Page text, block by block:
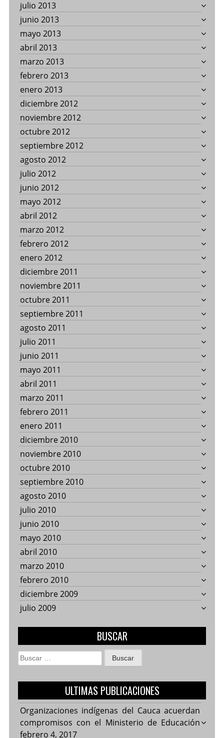
julio 2013
junio 2013
mayo 2013
abril 2013
marzo 2013
febrero 2013
enero 2013
diciembre 2012
noviembre 2012
octubre 2012
septiembre 2012
agosto 2012
julio 2012
junio 2012
mayo 2012
abril 2012
marzo 2012
febrero 2012
enero 2012
diciembre 2011
noviembre 2011
octubre 2011
septiembre 2011
agosto 2011
julio 2011
junio 2011
mayo 2011
abril 2011
marzo 2011
febrero 2011
enero 2011
diciembre 2010
noviembre 2010
octubre 2010
septiembre 2010
agosto 2010
julio 2010
junio 2010
mayo 2010
abril 2010
marzo 2010
febrero 2010
diciembre 2009
julio 2009
BUSCAR
Buscar:
ULTIMAS PUBLICACIONES
Organizaciones indígenas del Cauca acuerdan
compromisos con el Ministerio de Educación
febrero 4, 2017